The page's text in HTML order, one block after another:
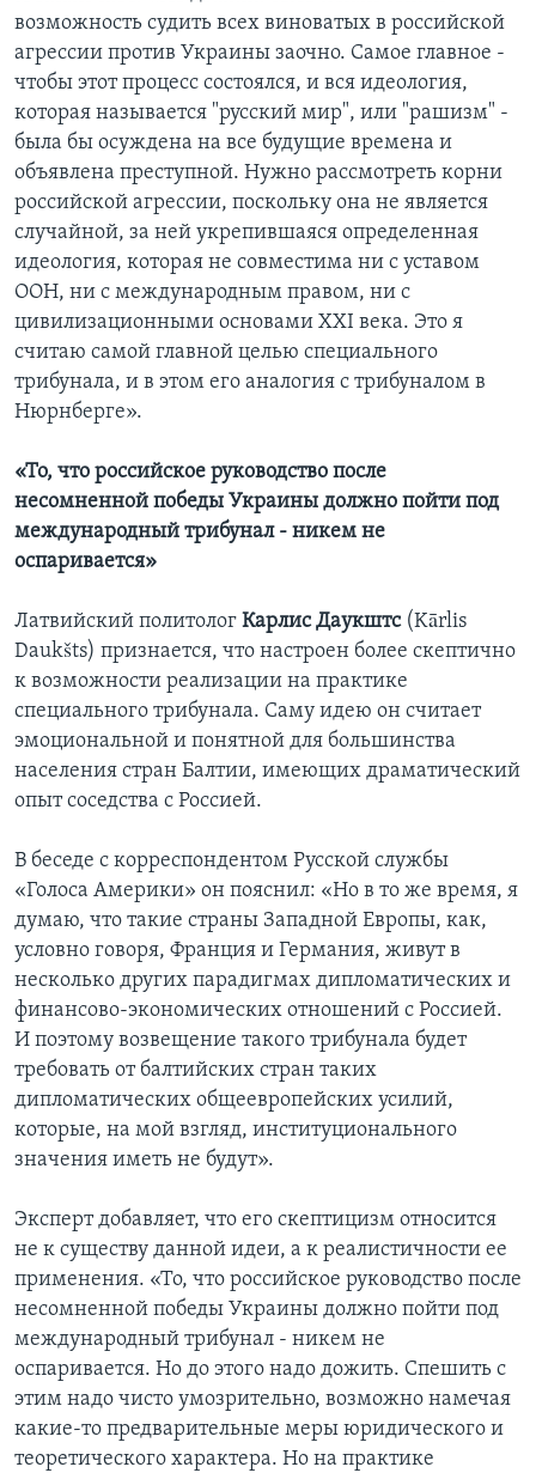
возможность судить всех виноватых в российской
агрессии против Украины заочно. Самое главное -
чтобы этот процесс состоялся, и вся идеология,
которая называется "русский мир", или "рашизм" -
была бы осуждена на все будущие времена и
объявлена преступной. Нужно рассмотреть корни
российской агрессии, поскольку она не является
случайной, за ней укрепившаяся определенная
идеология, которая не совместима ни с уставом
ООН, ни с международным правом, ни с
цивилизационными основами XXI века. Это я
считаю самой главной целью специального
трибунала, и в этом его аналогия с трибуналом в
Нюрнберге».
«То, что российское руководство после
несомненной победы Украины должно пойти под
международный трибунал - никем не
оспаривается»
Латвийский политолог Карлис Даукштс(Kārlis
Daukšts) признается, что настроен более скептично
к возможности реализации на практике
специального трибунала. Саму идею он считает
эмоциональной и понятной для большинства
населения стран Балтии, имеющих драматический
опыт соседства с Россией.
В беседе с корреспондентом Русской службы
«Голоса Америки» он пояснил: «Но в то же время, я
думаю, что такие страны Западной Европы, как,
условно говоря, Франция и Германия, живут в
несколько других парадигмах дипломатических и
финансово-экономических отношений с Россией.
И поэтому возвещение такого трибунала будет
требовать от балтийских стран таких
дипломатических общеевропейских усилий,
которые, на мой взгляд, институционального
значения иметь не будут».
Эксперт добавляет, что его скептицизм относится
не к существу данной идеи, а к реалистичности ее
применения. «То, что российское руководство после
несомненной победы Украины должно пойти под
международный трибунал - никем не
оспаривается. Но до этого надо дожить. Спешить с
этим надо чисто умозрительно, возможно намечая
какие-то предварительные меры юридического и
теоретического характера. Но на практике